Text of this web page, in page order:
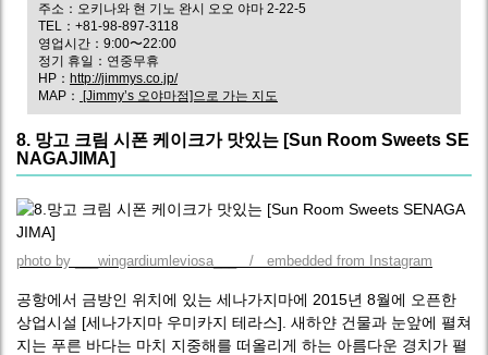
주소：오키나와 현 기노 완시 오오 야마 2-22-5
TEL：+81-98-897-3118
영업시간：9:00〜22:00
정기 휴일：연중무휴
HP： http://jimmys.co.jp/
MAP：
[Jimmy’s 오야마점]으로 가는 지도
8. 망고 크림 시폰 케이크가 맛있는 [Sun Room Sweets SE
NAGAJIMA]
photo by ___wingardiumleviosa___ / embedded from Instagram
공항에서 금방인 위치에 있는 세나가지마에 2015년 8월에 오픈한
상업시설 [세나가지마 우미카지 테라스]. 새하얀 건물과 눈앞에 펼쳐
지는 푸른 바다는 마치 지중해를 떠올리게 하는 아름다운 경치가 펼